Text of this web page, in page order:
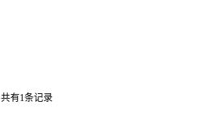
共有1条记录